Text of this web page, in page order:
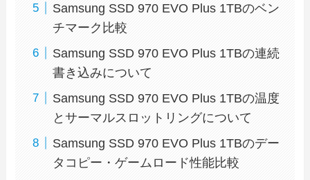
Samsung SSD 970 EVO Plus 1TBのベン
チマーク比較
Samsung SSD 970 EVO Plus 1TBの連続
書き込みについて
Samsung SSD 970 EVO Plus 1TBの温度
とサーマルスロットリングについて
Samsung SSD 970 EVO Plus 1TBのデー
タコピー・ゲームロード性能比較